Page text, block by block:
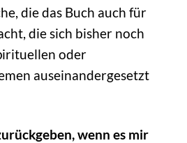
die das Buch auch für
die sich bisher noch
oder
auseinandergesetzt
wenn es mir